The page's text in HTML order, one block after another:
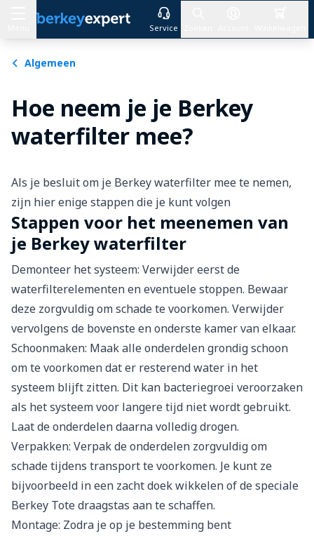
Service
Algemeen
Hoe neem je je Berkey
waterfilter mee?
Als je besluit om je Berkey waterfilter mee te nemen,
zijn hier enige stappen die je kunt volgen
Stappen voor het meenemen van
je Berkey waterfilter
Demonteer het systeem: Verwijder eerst de
waterfilterelementen en eventuele stoppen. Bewaar
deze zorgvuldig om schade te voorkomen. Verwijder
vervolgens de bovenste en onderste kamer van elkaar.
Schoonmaken: Maak alle onderdelen grondig schoon
om te voorkomen dat er resterend water in het
systeem blijft zitten. Dit kan bacteriegroei veroorzaken
als het systeem voor langere tijd niet wordt gebruikt.
Laat de onderdelen daarna volledig drogen.
Verpakken: Verpak de onderdelen zorgvuldig om
schade tijdens transport te voorkomen. Je kunt ze
bijvoorbeeld in een zacht doek wikkelen of de speciale
Berkey Tote draagstas aan te schaffen.
Montage: Zodra je op je bestemming bent